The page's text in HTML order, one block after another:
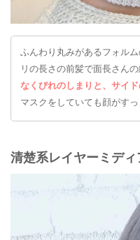
ふんわり丸みがあるフォル
リの長さの前髪で面長さん
なくびれのしまりと、サイ
マスクをしていても顔がす
清楚系レイヤーミディ